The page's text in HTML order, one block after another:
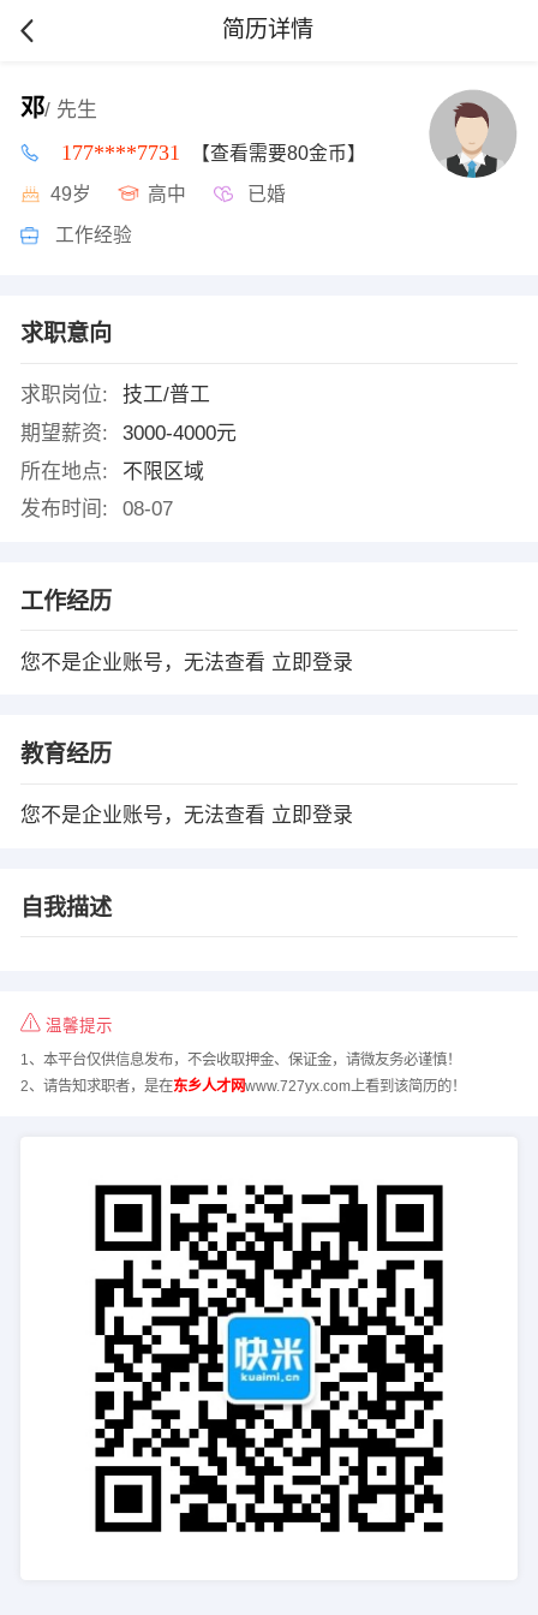
简历详情
邓/ 先生
177****7731 【查看需要80金币】
49岁 高中 已婚
工作经验
求职意向
求职岗位:
技工/普工
期望薪资:
3000-4000元
所在地点:
不限区域
发布时间:
08-07
工作经历
您不是企业账号，无法查看 立即登录
教育经历
您不是企业账号，无法查看 立即登录
自我描述
温馨提示
1、本平台仅供信息发布，不会收取押金、保证金，请微友务必谨慎！
2、请告知求职者，是在东乡人才网www.727yx.com上看到该简历的！